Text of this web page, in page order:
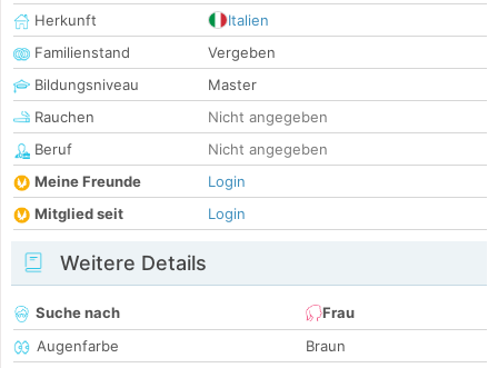
Herkunft
Italien
Familienstand
Vergeben
Bildungsniveau
Master
Rauchen
Nicht angegeben
Beruf
Nicht angegeben
Meine Freunde
Login
Mitglied seit
Login
Weitere Details
Suche nach
Frau
Augenfarbe
Braun